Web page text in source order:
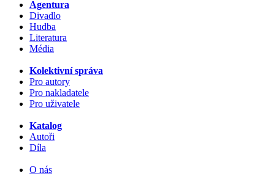
Agentura
Divadlo
Hudba
Literatura
Média
Kolektivní správa
Pro autory
Pro nakladatele
Pro uživatele
Katalog
Autoři
Díla
O nás